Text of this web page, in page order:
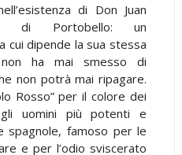
di Don Juan
di Portobello: un
cui dipende la sua stessa
ha mai smesso di
non potrà mai ripagare.
Rosso” per il colore dei
uomini più potenti e
spagnole, famoso per le
e per l’odio sviscerato